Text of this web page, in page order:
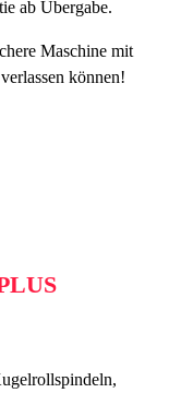
ab Übergabe.
Maschine mit
können!